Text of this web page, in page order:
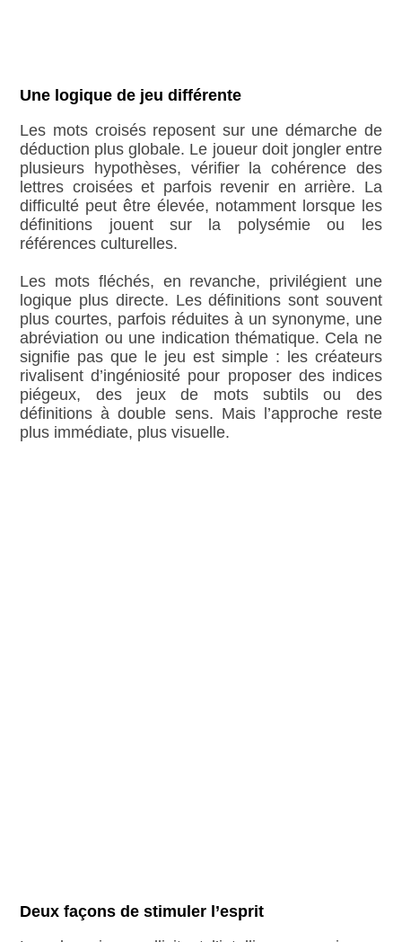
Une logique de jeu différente
Les mots croisés reposent sur une démarche de
déduction plus globale. Le joueur doit jongler entre
plusieurs hypothèses, vérifier la cohérence des
lettres croisées et parfois revenir en arrière. La
difficulté peut être élevée, notamment lorsque les
définitions jouent sur la polysémie ou les
références culturelles.
Les mots fléchés, en revanche, privilégient une
logique plus directe. Les définitions sont souvent
plus courtes, parfois réduites à un synonyme, une
abréviation ou une indication thématique. Cela ne
signifie pas que le jeu est simple : les créateurs
rivalisent d’ingéniosité pour proposer des indices
piégeux, des jeux de mots subtils ou des
définitions à double sens. Mais l’approche reste
plus immédiate, plus visuelle.
Deux façons de stimuler l’esprit